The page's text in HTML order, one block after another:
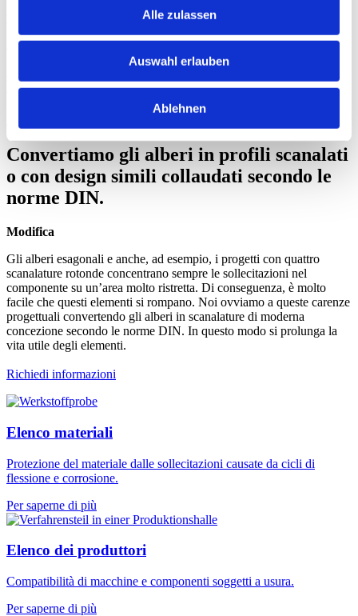
Alle zulassen
Auswahl erlauben
Ablehnen
La rottura dei segmenti negli estrusori con albero esagonale o
scanalatura rotonda è un problema. O meglio, lo era. Anche in
tanto sorprendente quanto efficace: il design modificato per le
scanalature involute. Un piccolo cambiamento che fa un’enorme
differenza.
Convertiamo gli alberi in profili scanalati
o con design simili collaudati secondo le
norme DIN.
Modifica
Gli alberi esagonali e anche, ad esempio, i progetti con quattro
scanalature rotonde concentrano sempre le sollecitazioni nel
componente su un’area molto ristretta. Di conseguenza, è molto
facile che questi elementi si rompano. Noi ovviamo a queste carenze
progettuali convertendo gli alberi in scanalature di moderna
concezione secondo le norme DIN. In questo modo si prolunga la
vita utile degli elementi.
Richiedi informazioni
Elenco materiali
Protezione del materiale dalle sollecitazioni causate da cicli di
flessione e corrosione.
Per saperne di più
Elenco dei produttori
Compatibilità di macchine e componenti soggetti a usura.
Per saperne di più